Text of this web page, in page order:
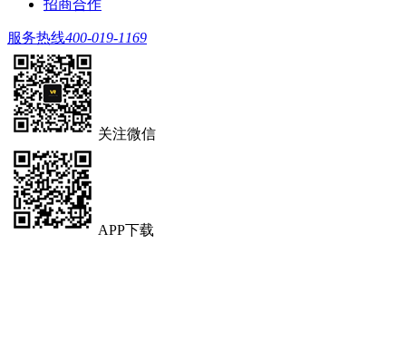
招商合作
服务热线400-019-1169
关注微信
APP下载